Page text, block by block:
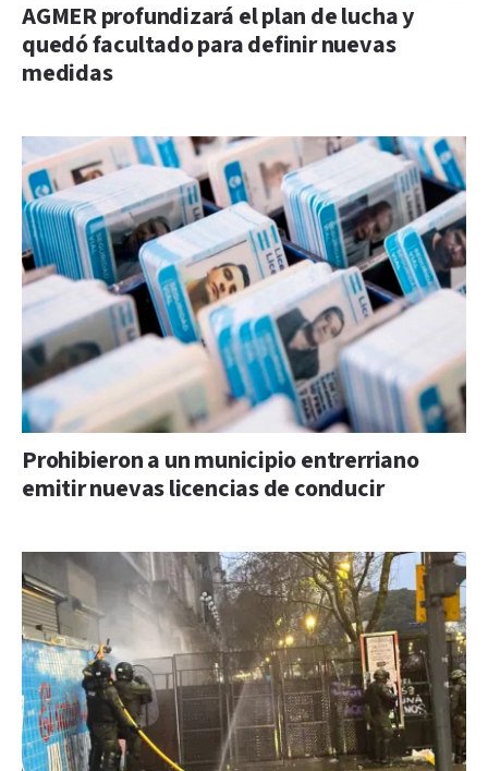
AGMER profundizará el plan de lucha y
quedó facultado para definir nuevas
medidas
Prohibieron a un municipio entrerriano
emitir nuevas licencias de conducir